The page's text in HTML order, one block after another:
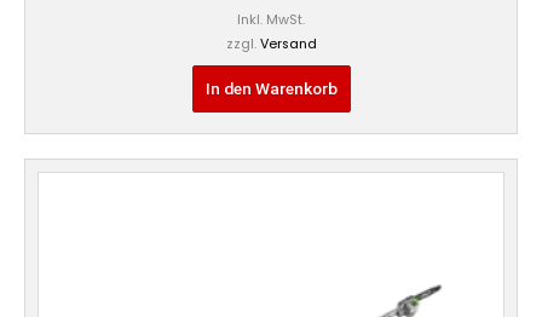
Inkl. MwSt.
zzgl. Versand
In den Warenkorb